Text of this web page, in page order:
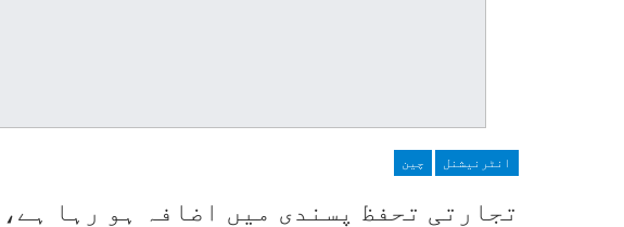
انٹرنیشنل چین
تجارتی تحفظ پسندی میں اضافہ ہو رہا